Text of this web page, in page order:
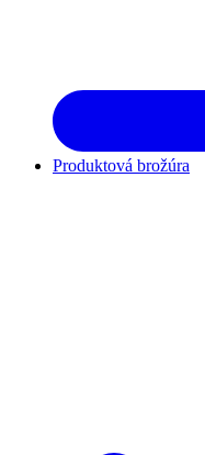
Produktová brožúra